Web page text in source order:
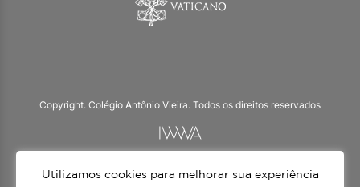
Copyright. Colégio Antônio Vieira. Todos os direitos reservados
O Colégio Antônio Vieira integra a Rede Jesuíta de Educação, tendo as suas
Utilizamos cookies para melhorar sua experiência